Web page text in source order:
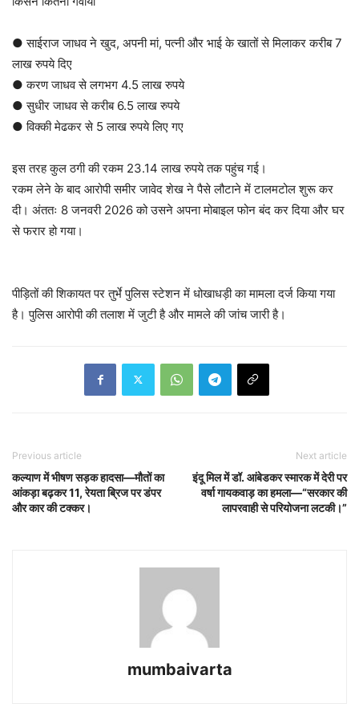
● साईराज जाधव ने खुद, अपनी मां, पत्नी और भाई के खातों से मिलाकर करीब 7
लाख रुपये दिए
● करण जाधव से लगभग 4.5 लाख रुपये
● सुधीर जाधव से करीब 6.5 लाख रुपये
● विक्की मेढकर से 5 लाख रुपये लिए गए
इस तरह कुल ठगी की रकम 23.14 लाख रुपये तक पहुंच गई।
रकम लेने के बाद आरोपी समीर जावेद शेख ने पैसे लौटाने में टालमटोल शुरू कर
दी। अंततः 8 जनवरी 2026 को उसने अपना मोबाइल फोन बंद कर दिया और घर
से फरार हो गया।
पीड़ितों की शिकायत पर तुर्भे पुलिस स्टेशन में धोखाधड़ी का मामला दर्ज किया गया
है। पुलिस आरोपी की तलाश में जुटी है और मामले की जांच जारी है।
Previous article
कल्याण में भीषण सड़क हादसा—मौतों का
आंकड़ा बढ़कर 11, रेयता ब्रिज पर डंपर
और कार की टक्कर।
Next article
इंदू मिल में डॉ. आंबेडकर स्मारक में देरी पर
वर्षा गायकवाड़ का हमला—“सरकार की
लापरवाही से परियोजना लटकी।”
mumbaivarta